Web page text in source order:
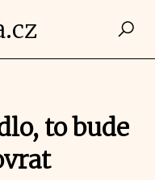
to bude